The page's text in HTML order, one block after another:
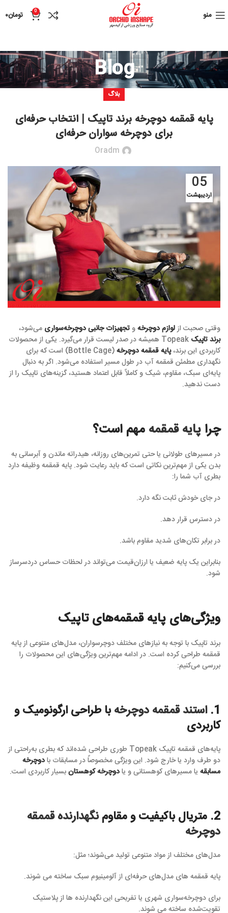
منو 0 تومان۰
Blog
بلاگ
پایه قمقمه دوچرخه برند تاپیک | انتخاب حرفه‌ای
برای دوچر‌خه سواران حرفه‌ای
Oradm
05
اردیبهشت
وقتی صحبت ازلوازم دوچرخهوتجهیزات جانبی دوچرخه‌سواری می‌شود،
برند تاپیک
Topeak همیشه در صدر لیست قرار می‌گیرد. یکی از محصولات
کاربردی این برند،پایه قمقمه دوچرخه
(Bottle Cage) است که برای
نگهداری مطمئن قمقمه آب در طول مسیر استفاده می‌شود. اگر به دنبال
پایه‌ای سبک، مقاوم، شیک و کاملاً قابل اعتماد هستید، گزینه‌های تاپیک را از
دست ندهید.
چرا پایه قمقمه مهم است؟
در مسیرهای طولانی یا حتی تمرین‌های روزانه، هیدراته ماندن و آبرسانی به
بدن یکی از مهم‌ترین نکاتی است که باید رعایت شود. پایه قمقمه وظیفه دارد
بطری آب شما را:
در جای خودش ثابت نگه دارد.
در دسترس قرار دهد.
در برابر تکان‌های شدید مقاوم باشد.
بنابراین یک پایه ضعیف یا ارزان‌قیمت می‌تواند در لحظات حساس دردسرساز
شود.
ویژگی‌های پایه قمقمه‌های تاپیک
برند تاپیک با توجه به نیازهای مختلف دوچر‌سواران، مدل‌های متنوعی از پایه
قمقمه طراحی کرده است. در ادامه مهم‌ترین ویژگی‌های این محصولات را
بررسی می‌کنیم:
1. استند قمقمه دوچرخهبا طراحی ارگونومیک و
کاربردی
پایه‌های قمقمه تاپیک Topeak طوری طراحی شده‌اند که بطری به‌راحتی از
دو طرف وارد یا خارج شود. این ویژگی مخصوصاً در مسابقات بادوچرخه
مسابقه یا مسیرهای کوهستانی و یادوچرخه کوهستانبسیار کاربردی است.
2. متریال باکیفیت و مقاوم
نگهدارنده قممقه
دوچرخه
مدل‌های مختلف از مواد متنوعی تولید می‌شوند؛ مثل:
پایه قمقمه های مدل‌های حرفه‌ای از آلومینیوم سبک ساخته می شوند.
برای دوچرخه‌سواری شهری یا تفریحی این نگهدارنده ها از پلاستیک
تقویت‌شده ساخته می شوند.